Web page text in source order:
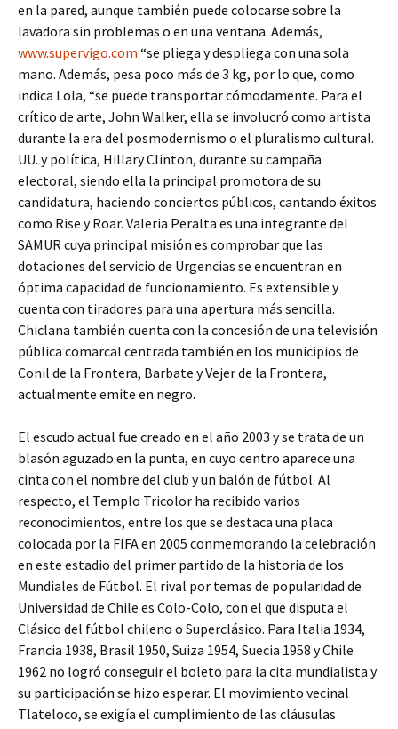
en la pared, aunque también puede colocarse sobre la
lavadora sin problemas o en una ventana. Además,
www.supervigo.com “se pliega y despliega con una sola
mano. Además, pesa poco más de 3 kg, por lo que, como
indica Lola, “se puede transportar cómodamente. Para el
crítico de arte, John Walker, ella se involucró como artista
durante la era del posmodernismo o el pluralismo cultural.
UU. y política, Hillary Clinton, durante su campaña
electoral, siendo ella la principal promotora de su
candidatura, haciendo conciertos públicos, cantando éxitos
como Rise y Roar. Valeria Peralta es una integrante del
SAMUR cuya principal misión es comprobar que las
dotaciones del servicio de Urgencias se encuentran en
óptima capacidad de funcionamiento. Es extensible y
cuenta con tiradores para una apertura más sencilla.
Chiclana también cuenta con la concesión de una televisión
pública comarcal centrada también en los municipios de
Conil de la Frontera, Barbate y Vejer de la Frontera,
actualmente emite en negro.
El escudo actual fue creado en el año 2003 y se trata de un
blasón aguzado en la punta, en cuyo centro aparece una
cinta con el nombre del club y un balón de fútbol. Al
respecto, el Templo Tricolor ha recibido varios
reconocimientos, entre los que se destaca una placa
colocada por la FIFA en 2005 conmemorando la celebración
en este estadio del primer partido de la historia de los
Mundiales de Fútbol. El rival por temas de popularidad de
Universidad de Chile es Colo-Colo, con el que disputa el
Clásico del fútbol chileno o Superclásico. Para Italia 1934,
Francia 1938, Brasil 1950, Suiza 1954, Suecia 1958 y Chile
1962 no logró conseguir el boleto para la cita mundialista y
su participación se hizo esperar. El movimiento vecinal
Tlateloco, se exigía el cumplimiento de las cláusulas